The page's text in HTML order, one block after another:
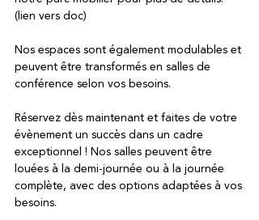
(lien vers doc)
Nos espaces sont également modulables et
peuvent être transformés en salles de
conférence selon vos besoins.
Réservez dès maintenant et faites de votre
évènement un succès dans un cadre
exceptionnel ! Nos salles peuvent être
louées à la demi-journée ou à la journée
complète, avec des options adaptées à vos
besoins.